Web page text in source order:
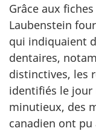
Grâce aux
Laubenstein
qui indiquaient
dentaires,
distinctives, les
identifiés le jour
minutieux, des
canadien ont